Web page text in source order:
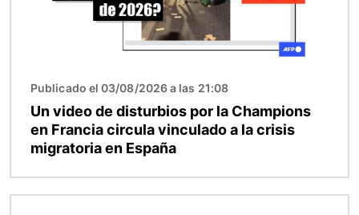
Publicado el 03/08/2026 a las 21:08
Un video de disturbios por la Champions
en Francia circula vinculado a la crisis
migratoria en España